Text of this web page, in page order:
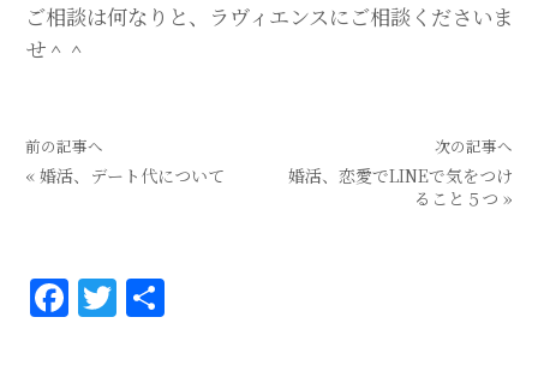
ご相談は何なりと、ラヴィエンスにご相談くださいま
せ＾＾
前の記事へ
« 婚活、デート代について
次の記事へ
婚活、恋愛でLINEで気をつけ
ること５つ »
F
a
T
w